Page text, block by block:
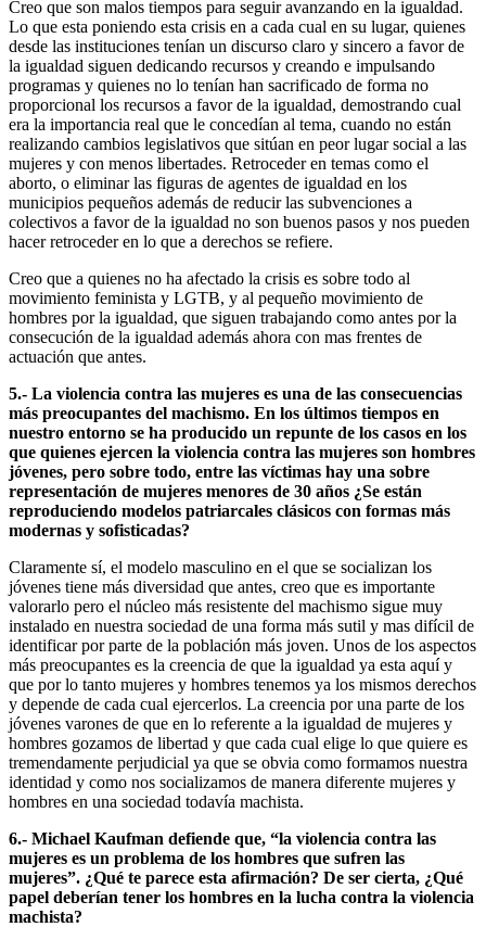
Creo que son malos tiempos para seguir avanzando en la igualdad.
Lo que esta poniendo esta crisis en a cada cual en su lugar, quienes
desde las instituciones tenían un discurso claro y sincero a favor de
la igualdad siguen dedicando recursos y creando e impulsando
programas y quienes no lo tenían han sacrificado de forma no
proporcional los recursos a favor de la igualdad, demostrando cual
era la importancia real que le concedían al tema, cuando no están
realizando cambios legislativos que sitúan en peor lugar social a las
mujeres y con menos libertades. Retroceder en temas como el
aborto, o eliminar las figuras de agentes de igualdad en los
municipios pequeños además de reducir las subvenciones a
colectivos a favor de la igualdad no son buenos pasos y nos pueden
hacer retroceder en lo que a derechos se refiere.
Creo que a quienes no ha afectado la crisis es sobre todo al
movimiento feminista y LGTB, y al pequeño movimiento de
hombres por la igualdad, que siguen trabajando como antes por la
consecución de la igualdad además ahora con mas frentes de
actuación que antes.
5.- La violencia contra las mujeres es una de las consecuencias
más preocupantes del machismo. En los últimos tiempos en
nuestro entorno se ha producido un repunte de los casos en los
que quienes ejercen la violencia contra las mujeres son hombres
jóvenes, pero sobre todo, entre las víctimas hay una sobre
representación de mujeres menores de 30 años ¿Se están
reproduciendo modelos patriarcales clásicos con formas más
modernas y sofisticadas?
Claramente sí, el modelo masculino en el que se socializan los
jóvenes tiene más diversidad que antes, creo que es importante
valorarlo pero el núcleo más resistente del machismo sigue muy
instalado en nuestra sociedad de una forma más sutil y mas difícil de
identificar por parte de la población más joven. Unos de los aspectos
más preocupantes es la creencia de que la igualdad ya esta aquí y
que por lo tanto mujeres y hombres tenemos ya los mismos derechos
y depende de cada cual ejercerlos. La creencia por una parte de los
jóvenes varones de que en lo referente a la igualdad de mujeres y
hombres gozamos de libertad y que cada cual elige lo que quiere es
tremendamente perjudicial ya que se obvia como formamos nuestra
identidad y como nos socializamos de manera diferente mujeres y
hombres en una sociedad todavía machista.
6.- Michael Kaufman defiende que, “la violencia contra las
mujeres es un problema de los hombres que sufren las
mujeres”. ¿Qué te parece esta afirmación? De ser cierta, ¿Qué
papel deberían tener los hombres en la lucha contra la violencia
machista?